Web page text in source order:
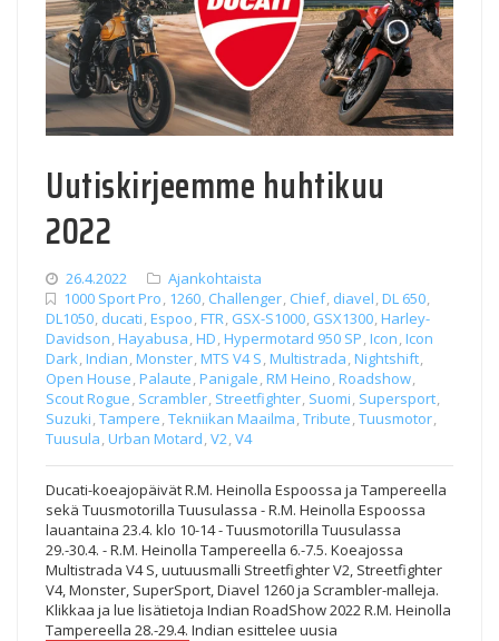
Uutiskirjeemme huhtikuu
2022
26.4.2022
Ajankohtaista
1000 Sport Pro, 1260, Challenger, Chief, diavel,DL 650,
DL1050, ducati,Espoo,FTR, GSX-S1000, GSX1300,Harley-
Davidson,Hayabusa,HD,Hypermotard 950 SP,Icon,Icon
Dark,Indian,Monster,MTS V4 S,Multistrada,Nightshift,
Open House,Palaute,Panigale,RM Heino,Roadshow,
Scout Rogue, Scrambler, Streetfighter, Suomi, Supersport,
Suzuki,Tampere,Tekniikan Maailma,Tribute,Tuusmotor,
Tuusula,Urban Motard,V2,V4
Ducati-koeajopäivät R.M. Heinolla Espoossa ja Tampereella
sekä Tuusmotorilla Tuusulassa - R.M. Heinolla Espoossa
lauantaina 23.4. klo 10-14 - Tuusmotorilla Tuusulassa
29.-30.4. - R.M. Heinolla Tampereella 6.-7.5. Koeajossa
Multistrada V4 S, uutuusmalli Streetfighter V2, Streetfighter
V4, Monster, SuperSport, Diavel 1260 ja Scrambler-malleja.
Klikkaa ja lue lisätietoja Indian RoadShow 2022 R.M. Heinolla
Tampereella 28.-29.4. Indian esittelee uusia